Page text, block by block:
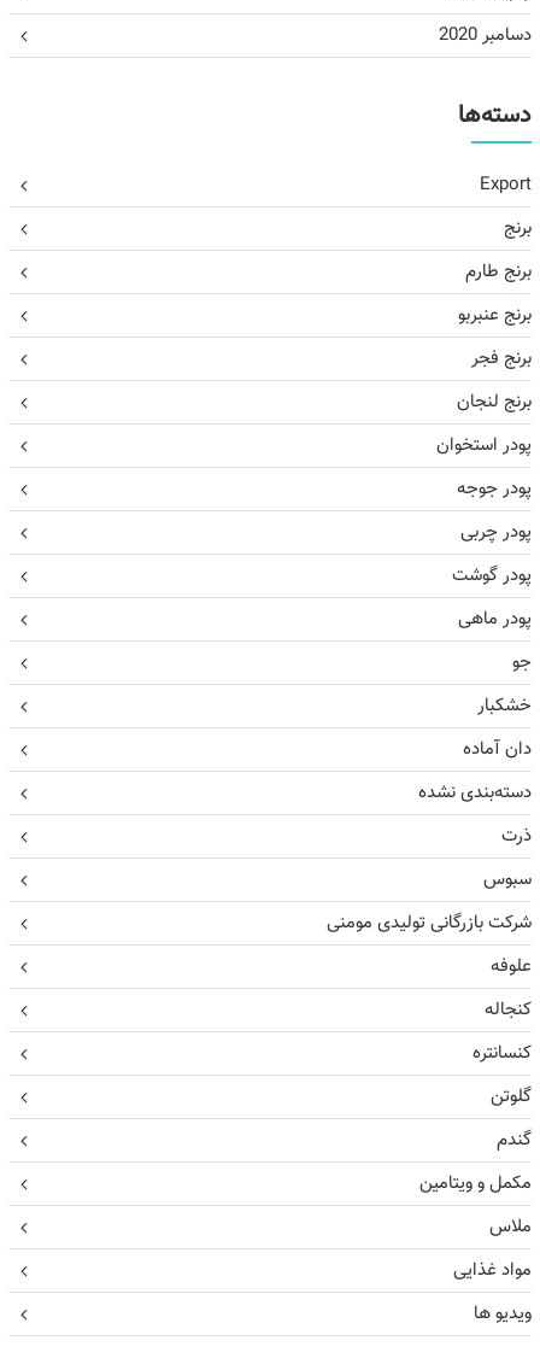
دسامبر 2020
دسته‌ها
Export
برنج
برنج طارم
برنج عنبربو
برنج فجر
برنج لنجان
پودر استخوان
پودر جوجه
پودر چربی
پودر گوشت
پودر ماهی
جو
خشکبار
دان آماده
دسته‌بندی نشده
ذرت
سبوس
شرکت بازرگانی تولیدی مومنی
علوفه
کنجاله
کنسانتره
گلوتن
گندم
مکمل و ویتامین
ملاس
مواد غذایی
ویدیو ها